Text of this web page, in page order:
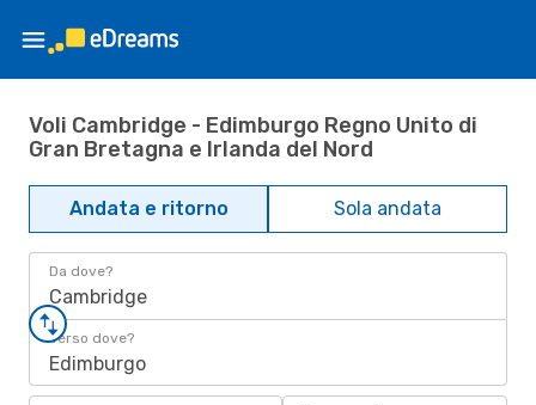
Voli Cambridge - Edimburgo Regno Unito di
Gran Bretagna e Irlanda del Nord
Andata e ritorno Sola andata
Da dove?
Cambridge
Verso dove?
Edimburgo